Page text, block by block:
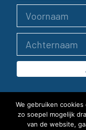
We gebruiken
zo soepel mogelijk
van de website,